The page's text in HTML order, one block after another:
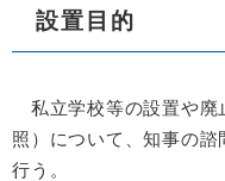
設置目的
私立学校等の設置や廃
照）について、知事の
行う。